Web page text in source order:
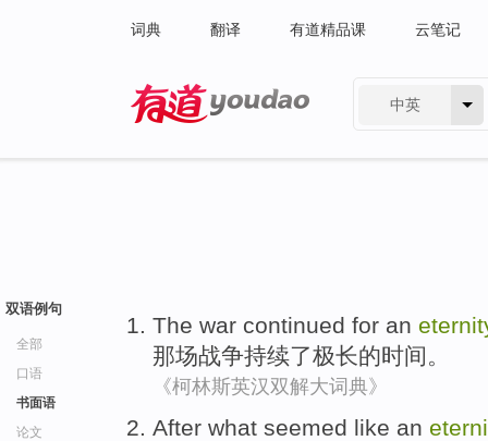
词典 翻译 有道精品课 云笔记
中英
双语例句
全部
口语
书面语
论文
The war continued for an
那场战争持续了极长的时间。
《柯林斯英汉双解大词典》
After what seemed like an